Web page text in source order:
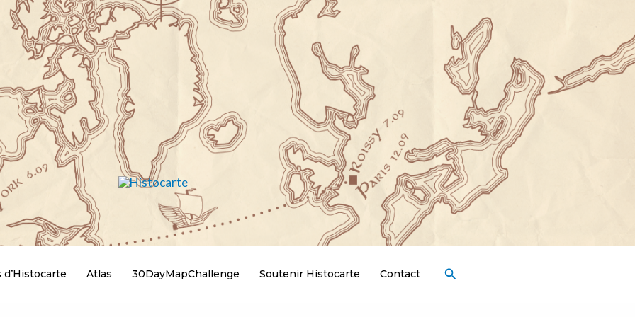
Atlas 30DayMapChallenge Soutenir Histocarte Contact Rechercher